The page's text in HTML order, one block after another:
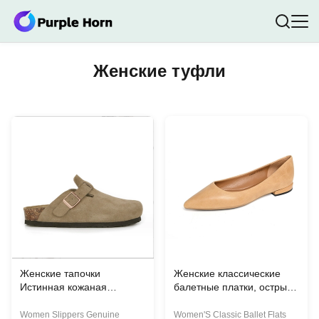
Женские туфли
Женские тапочки
Истинная кожаная
тапочки женские толстые
Women Slippers Genuine
Женские классические
балетные платки, острые
подвижкой,
Women'S Classic Ballet Flats